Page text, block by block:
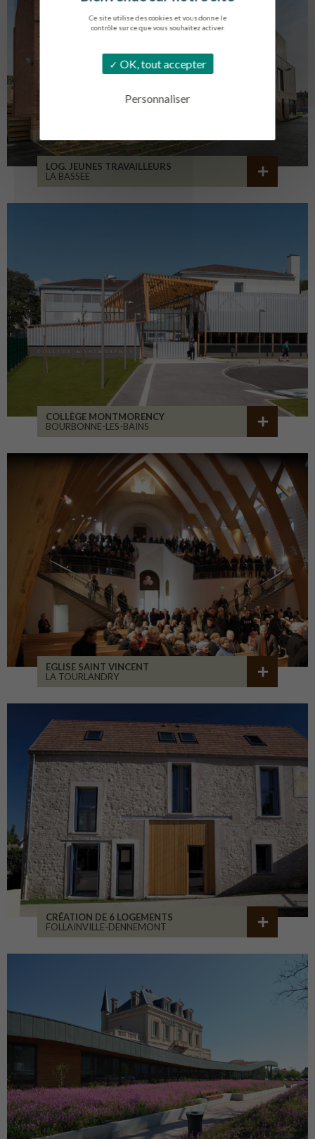
Ce site utilise des cookies et vous donne le
contrôle sur ce que vous souhaitez activer.
OK, tout accepter
Personnaliser
LOG. JEUNES TRAVAILLEURS
LA BASSEE
COLLÈGE MONTMORENCY
BOURBONNE-LES-BAINS
EGLISE SAINT VINCENT
LA TOURLANDRY
CRÉATION DE 6 LOGEMENTS
FOLLAINVILLE-DENNEMONT